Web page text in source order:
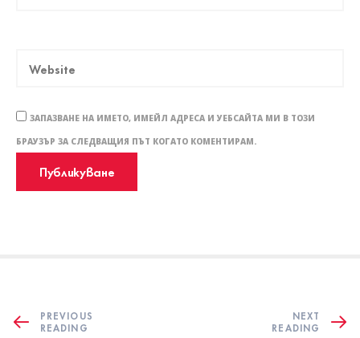
ЗАПАЗВАНЕ НА ИМЕТО, ИМЕЙЛ АДРЕСА И УЕБСАЙТА МИ В ТОЗИ
БРАУЗЪР ЗА СЛЕДВАЩИЯ ПЪТ КОГАТО КОМЕНТИРАМ.
PREVIOUS
READING
NEXT
READING